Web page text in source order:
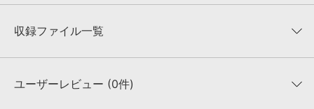
収録ファイル一覧
収録ファイル一覧
ユーザーレビュー (0件)